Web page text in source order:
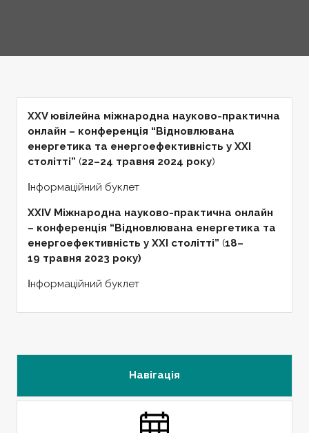
XXV ювілейна міжнародна науково-практична
онлайн – конференція “Відновлювана
енергетика та енергоефективність у XXI
столітті” (22–24 травня 2024 року)
Ιнформаційний буклет
XXIV Міжнародна науково-практична онлайн
– конференція “Відновлювана енергетика та
енергоефективність у XXI столітті” (18–
19 травня 2023 року)
Ιнформаційний буклет
Навігація